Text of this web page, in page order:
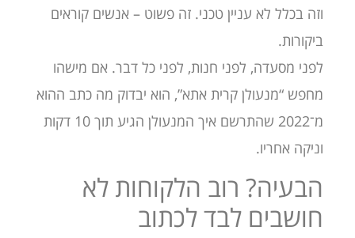
וזה בכלל לא עניין טכני. זה פשוט – אנשים קוראים
ביקורות.
לפני מסעדה, לפני חנות, לפני כל דבר. אם מישהו
מחפש “מנעולן קרית אתא”, הוא יבדוק מה כתב ההוא
מ־2022 שהתרשם איך המנעולן הגיע תוך 10 דקות
וניקה אחריו.
הבעיה? רוב הלקוחות לא
חושבים לבד לכתוב